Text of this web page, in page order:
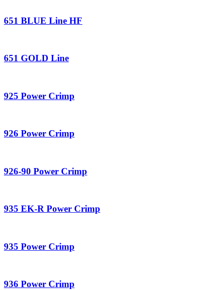
651 BLUE Line HF
651 GOLD Line
925 Power Crimp
926 Power Crimp
926-90 Power Crimp
935 EK-R Power Crimp
935 Power Crimp
936 Power Crimp